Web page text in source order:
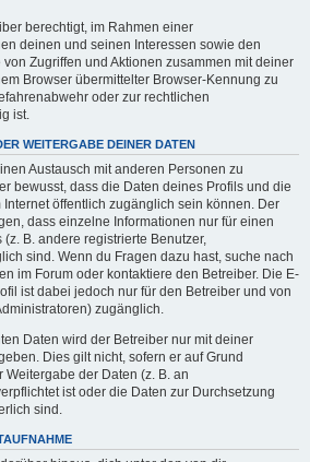
berechtigt, im Rahmen einer
deinen und seinen Interessen sowie den
von Zugriffen und Aktionen zusammen mit deiner
Browser übermittelter Browser-Kennung zu
oder zur rechtlichen
ist.
WEITERGABE DEINER DATEN
Austausch mit anderen Personen zu
bewusst, dass die Daten deines Profils und die
öffentlich zugänglich sein können. Der
dass einzelne Informationen nur für einen
B. andere registrierte Benutzer,
sind. Wenn du Fragen dazu hast, suche nach
im Forum oder kontaktiere den Betreiber. Die E-
ist dabei jedoch nur für den Betreiber und von
zugänglich.
Daten wird der Betreiber nur mit deiner
Dies gilt nicht, sofern er auf Grund
der Daten (z. B. an
ist oder die Daten zur Durchsetzung
sind.